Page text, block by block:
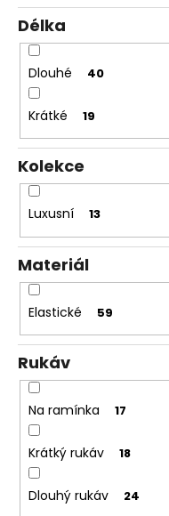
Délka
Dlouhé 40
Krátké 19
Kolekce
Luxusní 13
Materiál
Elastické 59
Rukáv
Na ramínka 17
Krátký rukáv 18
Dlouhý rukáv 24